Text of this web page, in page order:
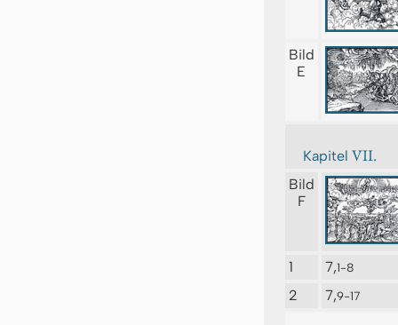
Bild
E
Kapitel VII.
Bild
F
1 7,1-8
2 7,9-17